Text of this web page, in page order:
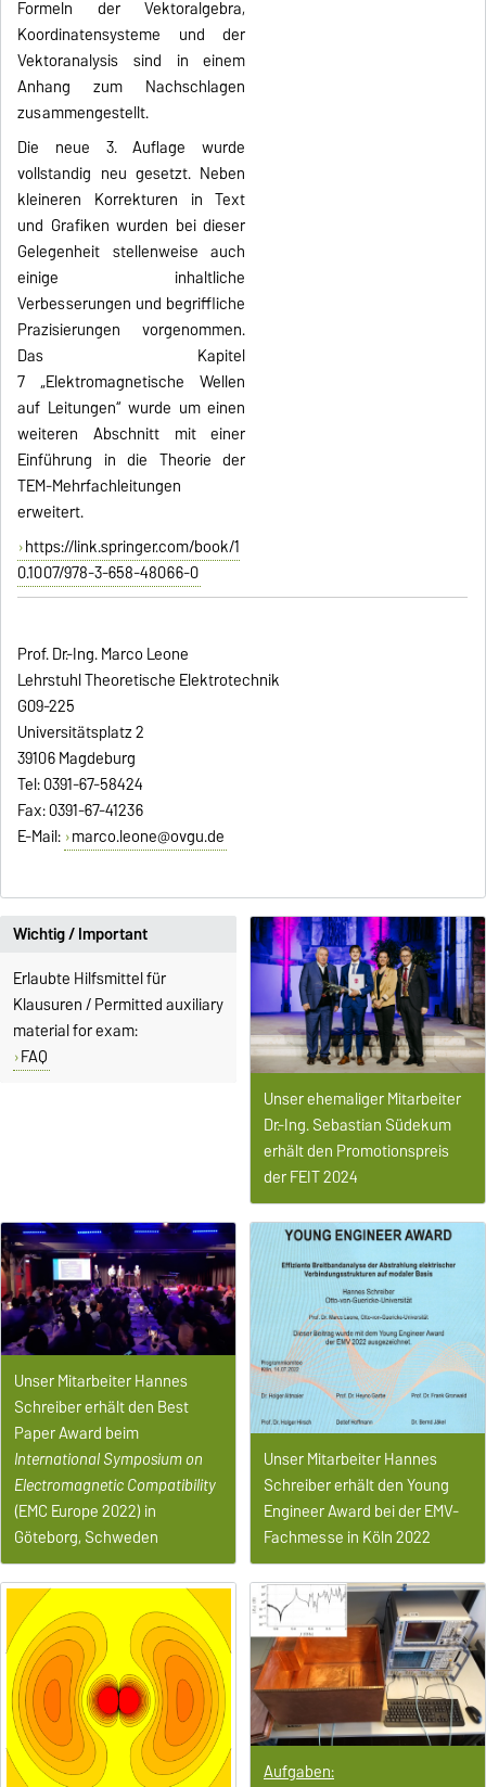
Formeln der Vektoralgebra,
Koordinatensysteme und der
Vektoranalysis sind in einem
Anhang zum Nachschlagen
zusammengestellt.
Die neue 3. Auflage wurde
vollstandig neu gesetzt. Neben
kleineren Korrekturen in Text
und Grafiken wurden bei dieser
Gelegenheit stellenweise auch
einige inhaltliche
Verbesserungen und begriffliche
Prazisierungen vorgenommen.
Das Kapitel
7„Elektromagnetische Wellen
auf Leitungen“wurde um einen
weiteren Abschnitt mit einer
Einführung in die Theorie der
TEM-Mehrfachleitungen
erweitert.
https://link.springer.com/book/1
0.1007/978-3-658-48066-0
Prof. Dr.-Ing. Marco Leone
Lehrstuhl Theoretische Elektrotechnik
G09-225
Universitätsplatz 2
39106 Magdeburg
Tel: 0391-67-58424
Fax: 0391-67-41236
E-Mail: marco.leone@ovgu.de
Aufgaben:
Wichtig / Important
Erlaubte Hilfsmittel für
Klausuren / Permitted auxiliary
material for exam:
FAQ
Unser Mitarbeiter Hannes
Schreiber erhält den Young
Engineer Award bei der EMV-
Fachmesse in Köln 2022
Unser Mitarbeiter Hannes
Schreiber erhält den Best
Paper Award beim
International Symposium on
ElectromagneticCompatibility
(EMC Europe 2022) in
Göteborg, Schweden
Unser ehemaliger Mitarbeiter
Dr.-Ing. Sebastian Südekum
erhält den Promotionspreis
der FEIT 2024